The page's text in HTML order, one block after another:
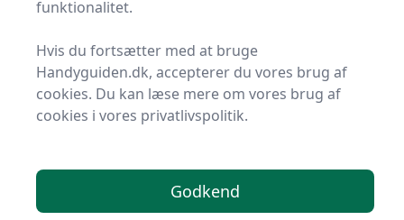
Håndværktøj
Boremaskiner og bor
Tandkransborepatron
Find de bedste
- 4 valgmuligheder
funktionalitet.
Hvis du fortsætter med at bruge
Handyguiden.dk, accepterer du vores brug af
cookies. Du kan læse mere om vores brug af
cookies i vores privatlivspolitik.
Godkend